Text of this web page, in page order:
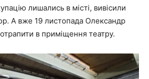
лишались в місті, вивісили
А вже 19 листопада Олександр
в приміщення театру.